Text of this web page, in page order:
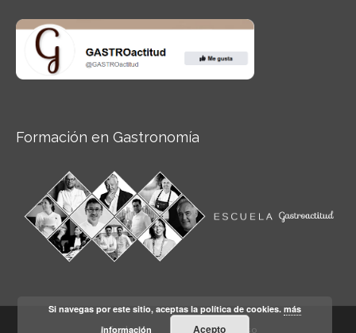
Formación en Gastronomía
Aviso legal Condiciones de Uso
Si navegas por este sitio, aceptas la política de cookies.más
información
Acepto